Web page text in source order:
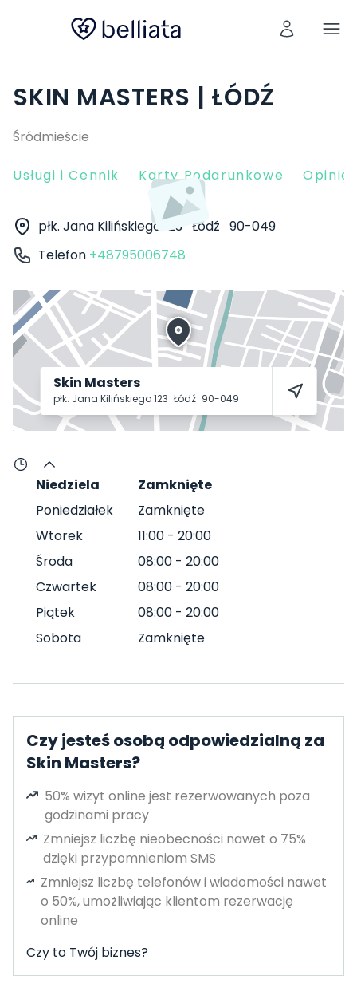
SKIN MASTERS | ŁÓDŹ
Śródmieście
Usługi i Cennik Karty Podarunkowe Opinie
płk. Jana Kilińskiego 123 Łódź 90-049
Telefon +48795006748
Skin Masters
płk. Jana Kilińskiego 123 Łódź 90-049
Niedziela
Zamknięte
Poniedziałek
Zamknięte
Wtorek
11:00 - 20:00
Środa
08:00 - 20:00
Czwartek
08:00 - 20:00
Piątek
08:00 - 20:00
Sobota
Zamknięte
Czy jesteś osobą odpowiedzialną za
Skin Masters?
50% wizyt online jest rezerwowanych poza
godzinami pracy
Zmniejsz liczbę nieobecności nawet o 75%
dzięki przypomnieniom SMS
Zmniejsz liczbę telefonów i wiadomości nawet
o 50%, umożliwiając klientom rezerwację
online
Czy to Twój biznes?